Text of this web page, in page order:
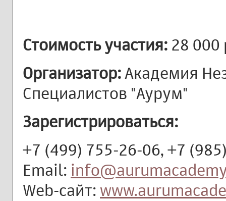
Стоимость участия: 28 000
Организатор:Академия
Специалистов "Аурум"
Зарегистрироваться:
+7 (499) 755-26-06, +7
Email:
Web-сайт: